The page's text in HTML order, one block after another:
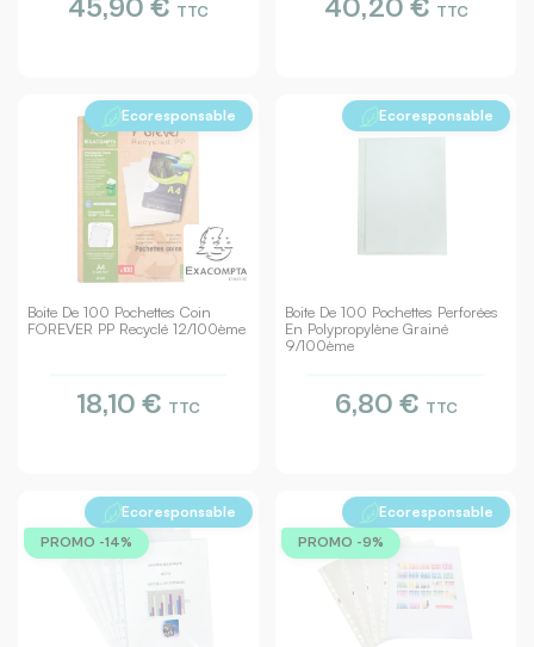
45,90 € TTC 40,20 € TTC
Boite De 100 Pochettes Coin
FOREVER PP Recyclé 12/100ème
Ecoresponsable
18,10 € TTC
Boite De 100 Pochettes Perforées
En Polypropylène Grainé
9/100ème
Ecoresponsable
6,80 € TTC
Ecoresponsable
PROMO -14%
Ecoresponsable
PROMO -9%